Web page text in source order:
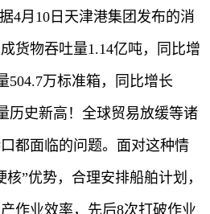
4月10日天津港集团发布的消
货物吞吐量1.14亿吨，同比增
504.7万标准箱，同比增长
历史新高！全球贸易放缓等诸
都面临的问题。面对这种情
”优势，合理安排船舶计划，
作业效率，先后8次打破作业